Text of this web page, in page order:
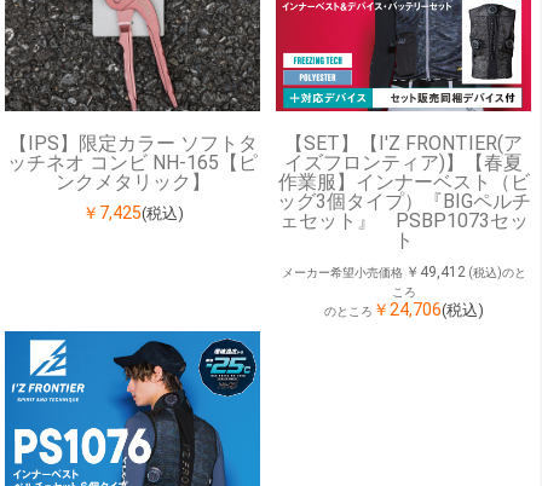
【IPS】限定カラー ソフトタ
ッチネオ コンビ NH-165【ピ
ンクメタリック】
￥7,425(税込)
【SET】【I'Z FRONTIER(ア
イズフロンティア)】【春夏
作業服】インナーベスト（ビ
ッグ3個タイプ）『BIGペルチ
ェセット』 PSBP1073セッ
ト
メーカー希望小売価格 ￥49,412 (税込)のと
ころ
のところ ￥24,706(税込)